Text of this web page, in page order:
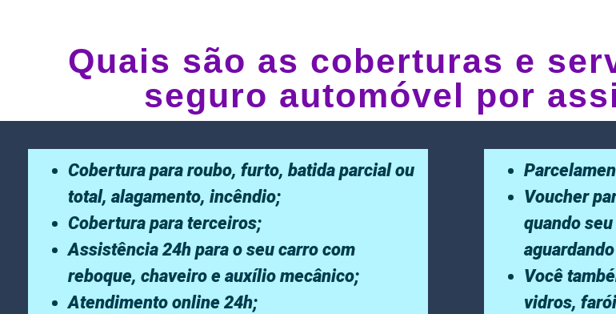
Quais são as coberturas e
seguro automóvel por
Cobertura para roubo, furto, batida parcial ou
total, alagamento, incêndio;
Cobertura para terceiros;
Assistência 24h para o seu carro com
reboque, chaveiro e auxílio mecânico;
Atendimento online 24h;
Voucher
quando
Você
vidros,